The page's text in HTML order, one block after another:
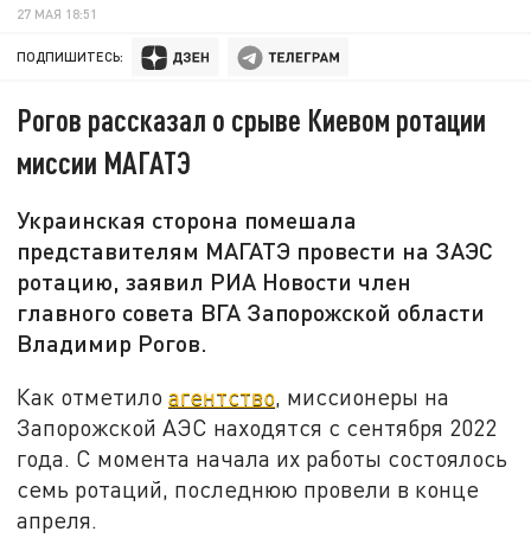
27 МАЯ 18:51
ПОДПИШИТЕСЬ:
Рогов рассказал о срыве Киевом ротации
миссии МАГАТЭ
Украинская сторона помешала
представителям МАГАТЭ провести на ЗАЭС
ротацию, заявил РИА Новости член
главного совета ВГА Запорожской области
Владимир Рогов.
Как отметилоагентство, миссионеры на
Запорожской АЭС находятся с сентября 2022
года. С момента начала их работы состоялось
семь ротаций, последнюю провели в конце
апреля.